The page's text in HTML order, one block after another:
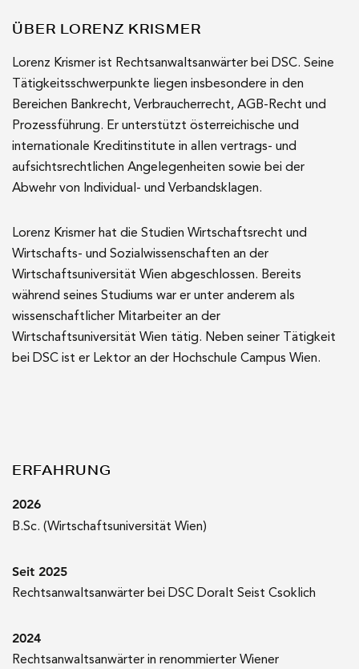
ÜBER LORENZ KRISMER
Lorenz Krismer ist Rechtsanwaltsanwärter bei DSC. Seine
Tätigkeitsschwerpunkte liegen insbesondere in den
Bereichen Bankrecht, Verbraucherrecht, AGB-Recht und
Prozessführung. Er unterstützt österreichische und
internationale Kreditinstitute in allen vertrags- und
aufsichtsrechtlichen Angelegenheiten sowie bei der
Abwehr von Individual- und Verbandsklagen.
Lorenz Krismer hat die Studien Wirtschaftsrecht und
Wirtschafts- und Sozialwissenschaften an der
Wirtschaftsuniversität Wien abgeschlossen. Bereits
während seines Studiums war er unter anderem als
wissenschaftlicher Mitarbeiter an der
Wirtschaftsuniversität Wien tätig. Neben seiner Tätigkeit
bei DSC ist er Lektor an der Hochschule Campus Wien.
ERFAHRUNG
2026
B.Sc. (Wirtschaftsuniversität Wien)
Seit 2025
Rechtsanwaltsanwärter bei DSC Doralt Seist Csoklich
2024
Rechtsanwaltsanwärter in renommierter Wiener